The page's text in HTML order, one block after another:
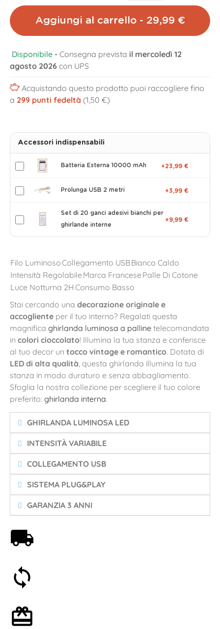
Aggiungi al carrello - 29,99 €
Disponibile - Consegna prevista il mercoledì 12
agosto 2026 con UPS
Acquistando questo prodotto puoi raccogliere fino
a 299 punti fedeltà (1,50 €)
Accessori indispensabili
Batteria Esterna 10000 mAh +23,99 €
Prolunga USB 2 metri +3,99 €
Set di 20 ganci adesivi bianchi per
ghirlande interne
+9,99 €
Filo LuminosoCollegamento USBBianco Caldo
Intensità Regolabile Marca Francese Palle Di Cotone
Luce Notturna 2H Consumo Basso
Stai cercando una decorazione originale e
accogliente per il tuo interno? Regalati questa
magnifica ghirlanda luminosa a palline telecomandata
in colori cioccolato! Illumina la tua stanza e conferisce
al tuo decor un tocco vintage e romantico. Dotata di
LED di alta qualità, questa ghirlanda illumina la tua
stanza in modo duraturo e senza abbagliamento.
Sfoglia la nostra collezione per scegliere il tuo colore
preferito: ghirlanda interna.
GHIRLANDA LUMINOSA LED
INTENSITÀ VARIABILE
COLLEGAMENTO USB
SISTEMA PLUG&PLAY
GARANZIA 3 ANNI